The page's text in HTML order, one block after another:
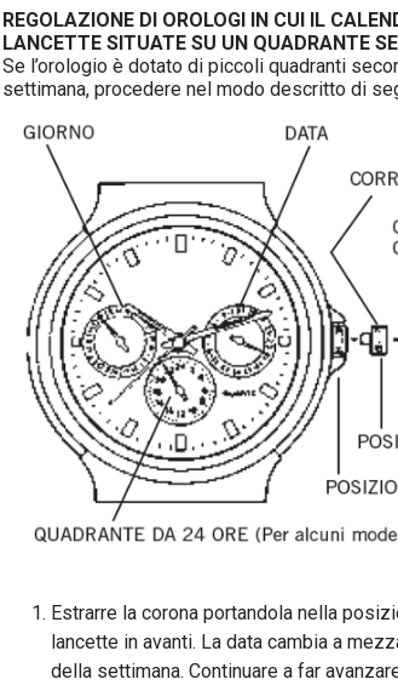
REGOLAZIONE DI OROLOGI IN CUI IL
LANCETTE SITUATE SU UN QUADRANTE
Se l’orologio è dotato di piccoli quadranti
settimana, procedere nel modo descritto di
Estrarre la corona portandola nella
lancette in avanti. La data cambia a
della settimana. Continuare a far